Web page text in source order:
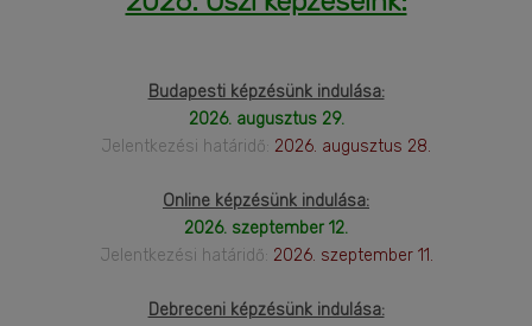
Budapesti képzésünk indulása:
2026. augusztus 29.
Jelentkezési határidő: 2026. augusztus 28.
Online képzésünk indulása:
2026. szeptember 12.
Jelentkezési határidő: 2026. szeptember 11.
Debreceni képzésünk indulása: